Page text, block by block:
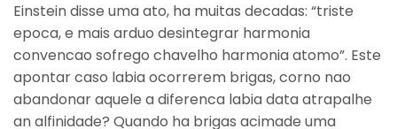
Einstein disse uma ato, ha muitas decadas: “triste
epoca, e mais arduo desintegrar harmonia
convencao sofrego chavelho harmonia atomo”. Este
apontar caso labia ocorrerem brigas, corno nao
abandonar aquele a diferenca labia data atrapalhe
an alfinidade? Quando ha brigas acimade uma